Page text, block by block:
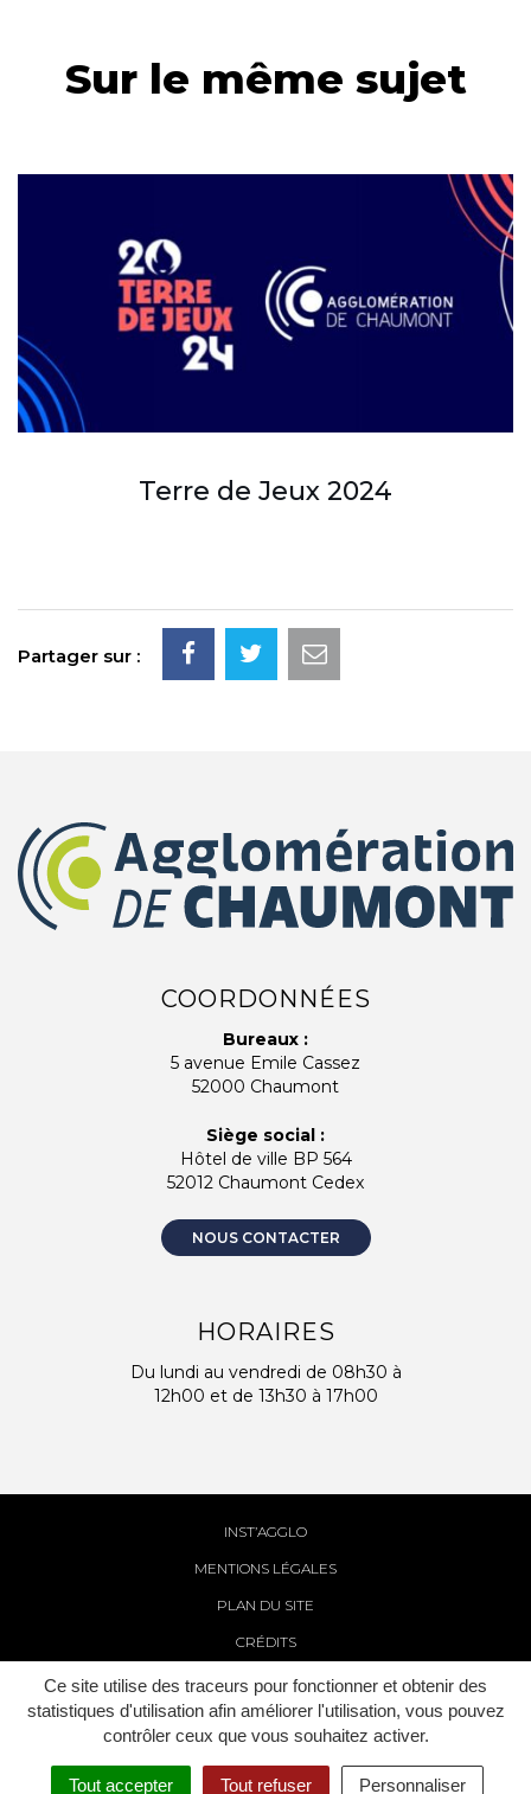
Ce site utilise des traceurs pour fonctionner et obtenir des
statistiques d'utilisation afin améliorer l'utilisation, vous pouvez
contrôler ceux que vous souhaitez activer.
Tout accepter Tout refuser Personnaliser
Sur le même sujet
Terre de Jeux 2024
Partager sur :
COORDONNÉES
Bureaux :
5 avenue Emile Cassez
52000 Chaumont
Siège social :
Hôtel de ville BP 564
52012 Chaumont Cedex
NOUS CONTACTER
HORAIRES
Du lundi au vendredi de 08h30 à
12h00 et de 13h30 à 17h00
INST’AGGLO
MENTIONS LÉGALES
PLAN DU SITE
CRÉDITS